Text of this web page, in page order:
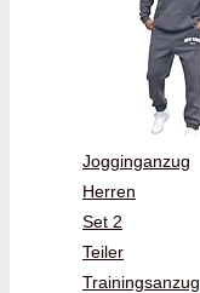
Jogginganzug
Herren
Set 2
Teiler
Trainingsanzug